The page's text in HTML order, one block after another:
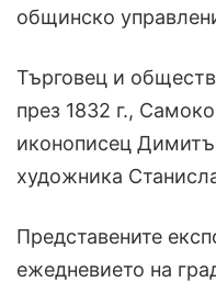
общинско
Търговец и
през 1832 г.,
иконописец
художника
Представените
ежедневието на